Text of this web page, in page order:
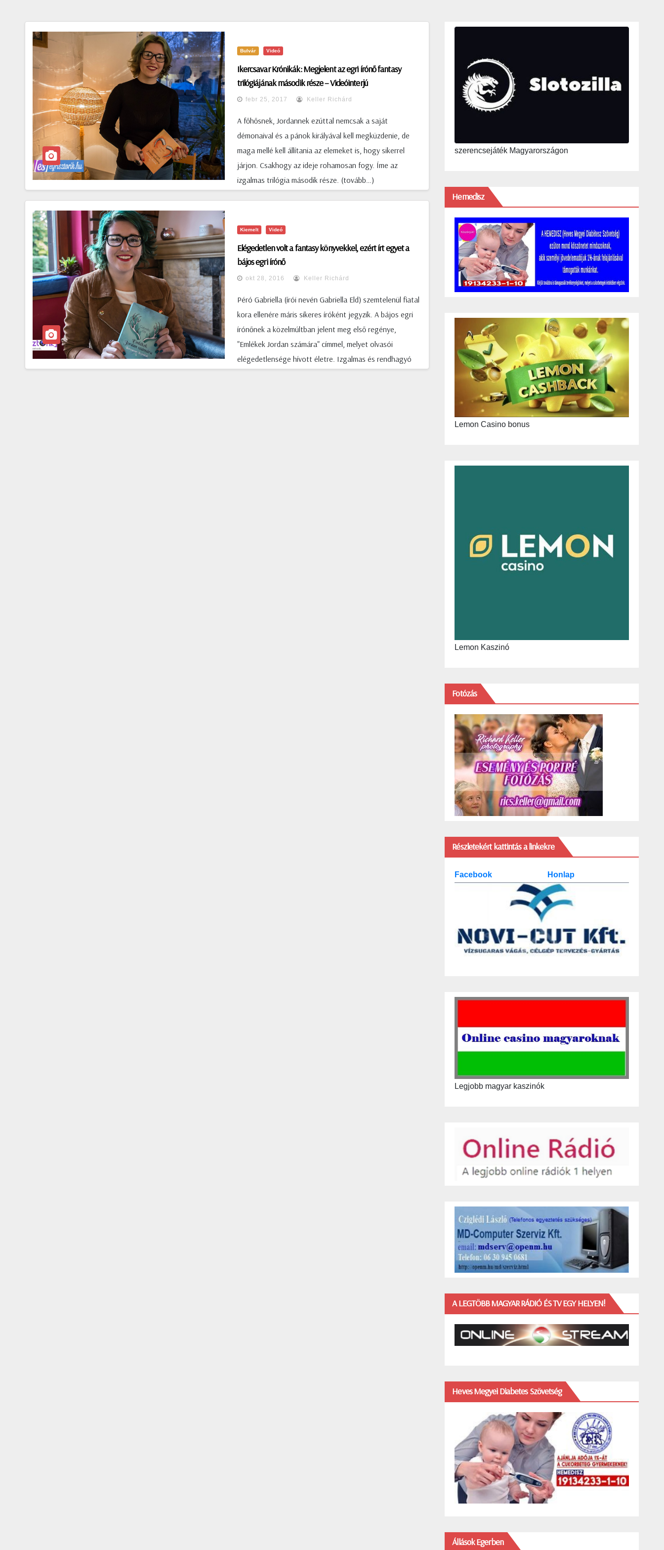
Bulvár Videó
Ikercsavar Krónikák: Megjelent az egri írónő fantasy
trilógiájának második része – Videóinterjú
febr 25, 2017 Keller Richárd
A főhősnek, Jordannek ezúttal nemcsak a saját
démonaival és a pánok királyával kell megküzdenie, de
maga mellé kell állítania az elemeket is, hogy sikerrel
járjon. Csakhogy az ideje rohamosan fogy. Íme az
izgalmas trilógia második része. (tovább…)
Kiemelt Videó
Elégedetlen volt a fantasy könyvekkel, ezért írt egyet a
bájos egri írónő
okt 28, 2016 Keller Richárd
Péró Gabriella (írói nevén Gabriella Eld) szemtelenül fiatal
kora ellenére máris sikeres íróként jegyzik. A bájos egri
írónőnek a közelmúltban jelent meg első regénye,
"Emlékek Jordan számára" címmel, melyet olvasói
elégedetlensége hívott életre. Izgalmas és rendhagyó
szerencsejáték Magyarországon
Hemedisz
Lemon Casino bonus
Lemon Kaszinó
Fotózás
Részletekért kattintás a linkekre
Facebook Honlap
Legjobb magyar kaszinók
A LEGTÖBB MAGYAR RÁDIÓ ÉS TV EGY HELYEN!
Heves Megyei Diabetes Szövetség
Állások Egerben